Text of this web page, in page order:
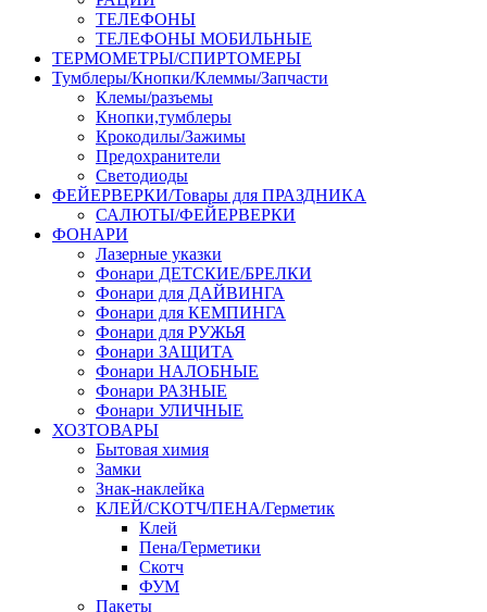
ТЕЛЕФОНЫ
ТЕЛЕФОНЫ МОБИЛЬНЫЕ
ТЕРМОМЕТРЫ/СПИРТОМЕРЫ
Тумблеры/Кнопки/Клеммы/Запчасти
Клемы/разъемы
Кнопки,тумблеры
Крокодилы/Зажимы
Предохранители
Светодиоды
ФЕЙЕРВЕРКИ/Товары для ПРАЗДНИКА
САЛЮТЫ/ФЕЙЕРВЕРКИ
ФОНАРИ
Лазерные указки
Фонари ДЕТСКИЕ/БРЕЛКИ
Фонари для ДАЙВИНГА
Фонари для КЕМПИНГА
Фонари для РУЖЬЯ
Фонари ЗАЩИТА
Фонари НАЛОБНЫЕ
Фонари РАЗНЫЕ
Фонари УЛИЧНЫЕ
ХОЗТОВАРЫ
Бытовая химия
Замки
Знак-наклейка
КЛЕЙ/СКОТЧ/ПЕНА/Герметик
Клей
Пена/Герметики
Скотч
ФУМ
Пакеты